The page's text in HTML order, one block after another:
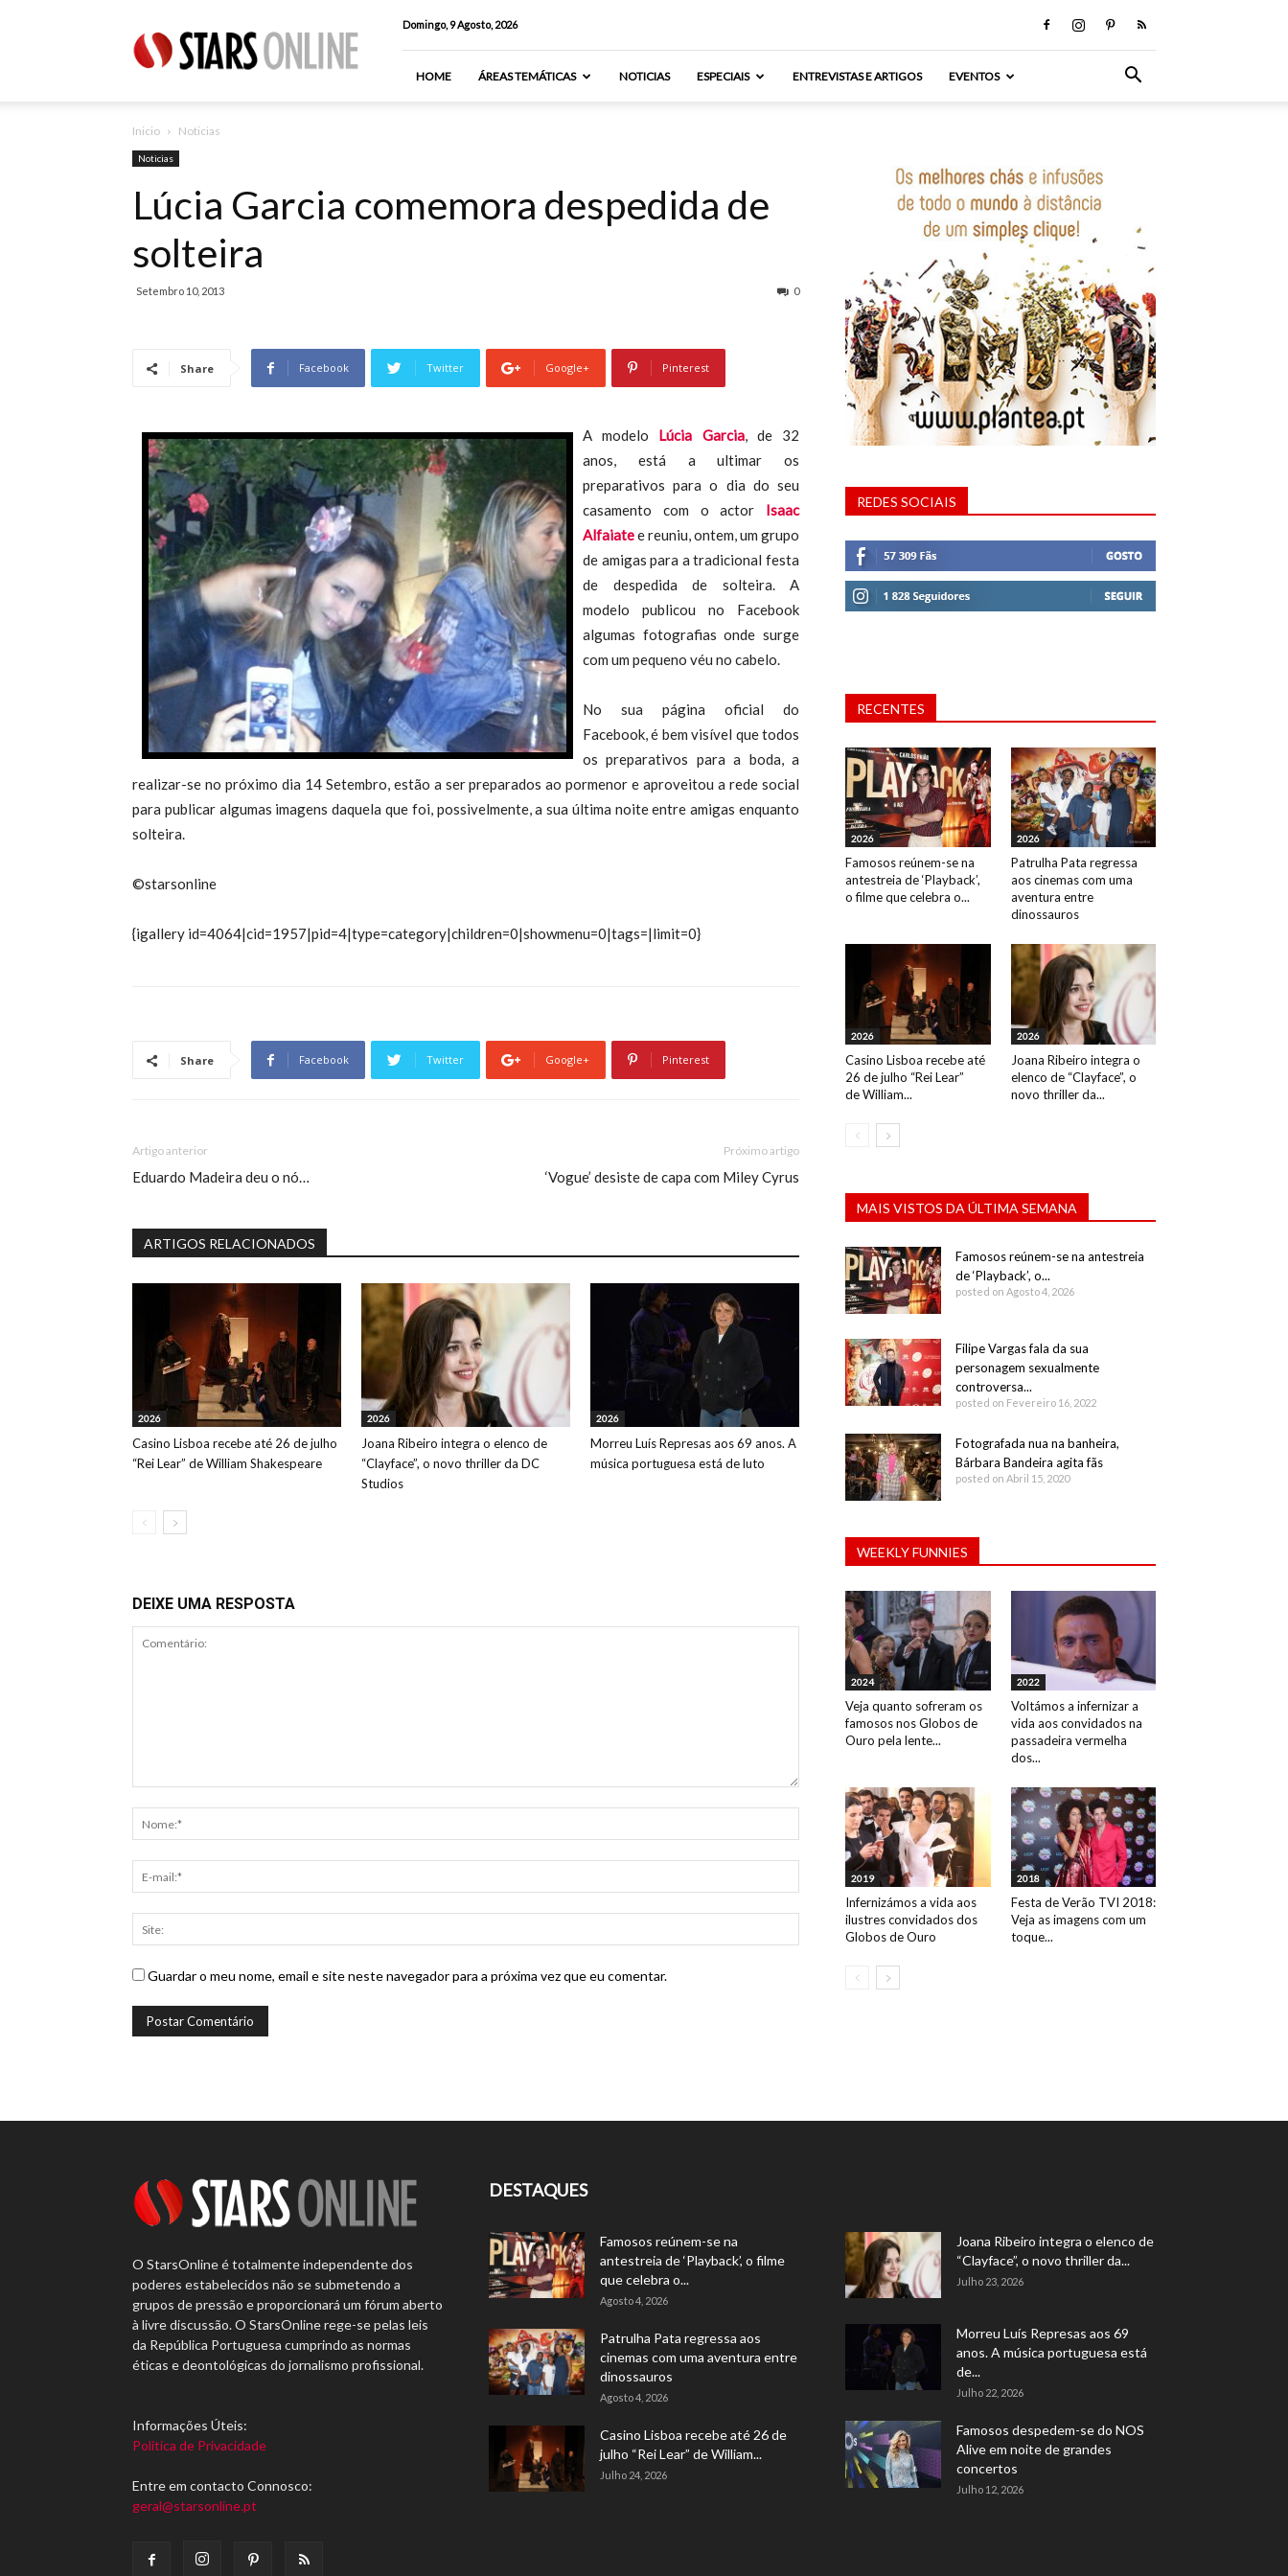
Online
Domingo, 9 Agosto, 2026
HOME ÁREAS TEMÁTICAS NOTICIAS ESPECIAIS ENTREVISTAS E ARTIGOS EVENTOS
Inicio Noticias
Noticias
Lúcia Garcia comemora despedida de
solteira
Setembro 10, 2013 0
Share Facebook Twitter Google+ Pinterest
A modelo Lúcia Garcia, de 32
anos, está a ultimar os
preparativos para o dia do seu
casamento com o actor Isaac
Alfaiatee reuniu, ontem, um grupo
de amigas para a tradicional festa
de despedida de solteira. A
modelo publicou no Facebook
algumas fotografias onde surge
com um pequeno véu no cabelo.
No sua página oficial do
Facebook, é bem visível que todos
os preparativos para a boda, a
realizar-se no próximo dia 14 Setembro, estão a ser preparados ao pormenor e aproveitou a rede social
para publicar algumas imagens daquela que foi, possivelmente, a sua última noite entre amigas enquanto
solteira.
©starsonline
{igallery id=4064|cid=1957|pid=4|type=category|children=0|showmenu=0|tags=|limit=0}
Share Facebook Twitter Google+ Pinterest
Artigo anterior
Eduardo Madeira deu o nó…
Próximo artigo
‘Vogue’ desiste de capa com Miley Cyrus
ARTIGOS RELACIONADOS
2026
Casino Lisboa recebe até 26 de julho
“Rei Lear” de William Shakespeare
2026
Joana Ribeiro integra o elenco de
“Clayface”, o novo thriller da DC
Studios
2026
Morreu Luís Represas aos 69 anos. A
música portuguesa está de luto
DEIXE UMA RESPOSTA
Guardar o meu nome, email e site neste navegador para a próxima vez que eu comentar.
REDES SOCIAIS
RECENTES
2026
Famosos reúnem-se na
antestreia de ‘Playback’,
o filme que celebra o...
2026
Patrulha Pata regressa
aos cinemas com uma
aventura entre
dinossauros
2026
Casino Lisboa recebe até
26 de julho “Rei Lear”
de William...
2026
Joana Ribeiro integra o
elenco de “Clayface”, o
novo thriller da...
MAIS VISTOS DA ÚLTIMA SEMANA
Famosos reúnem-se na antestreia
de ‘Playback’, o...
posted on Agosto 4, 2026
Filipe Vargas fala da sua
personagem sexualmente
controversa...
posted on Fevereiro 16, 2022
Fotografada nua na banheira,
Bárbara Bandeira agita fãs
posted on Abril 15, 2020
WEEKLY FUNNIES
2024
Veja quanto sofreram os
famosos nos Globos de
Ouro pela lente...
2022
Voltámos a infernizar a
vida aos convidados na
passadeira vermelha
dos...
2019
Infernizámos a vida aos
ilustres convidados dos
Globos de Ouro
2018
Festa de Verão TVI 2018:
Veja as imagens com um
toque...
O StarsOnline é totalmente independente dos
poderes estabelecidos não se submetendo a
grupos de pressão e proporcionará um fórum aberto
à livre discussão. O StarsOnline rege-se pelas leis
da República Portuguesa cumprindo as normas
éticas e deontológicas do jornalismo profissional.
Informações Úteis:
Política de Privacidade
Entre em contacto Connosco:
geral@starsonline.pt
DESTAQUES
Famosos reúnem-se na
antestreia de ‘Playback’, o filme
que celebra o...
Agosto 4, 2026
Patrulha Pata regressa aos
cinemas com uma aventura entre
dinossauros
Agosto 4, 2026
Casino Lisboa recebe até 26 de
julho “Rei Lear” de William...
Julho 24, 2026
Joana Ribeiro integra o elenco de
“Clayface”, o novo thriller da...
Julho 23, 2026
Morreu Luís Represas aos 69
anos. A música portuguesa está
de...
Julho 22, 2026
Famosos despedem-se do NOS
Alive em noite de grandes
concertos
Julho 12, 2026